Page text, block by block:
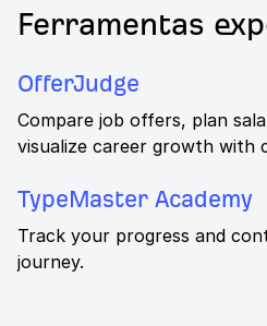
Ferramentas
OfferJudge
Compare job offers, plan
visualize career growth with
TypeMaster Academy
Track your progress and
journey.